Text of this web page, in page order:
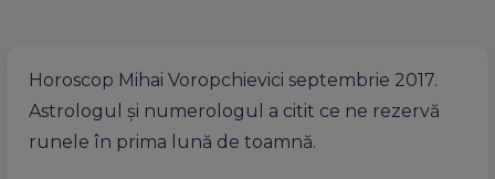
Horoscop Mihai Voropchievici septembrie 2017.
Astrologul și numerologul a citit ce ne rezervă
runele în prima lună de toamnă.